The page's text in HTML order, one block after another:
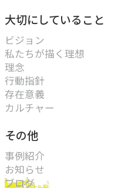
大切にしていること
ビジョン
私たちが描く理想
理念
行動指針
存在意義
カルチャー
その他
事例紹介
お知らせ
ブログ